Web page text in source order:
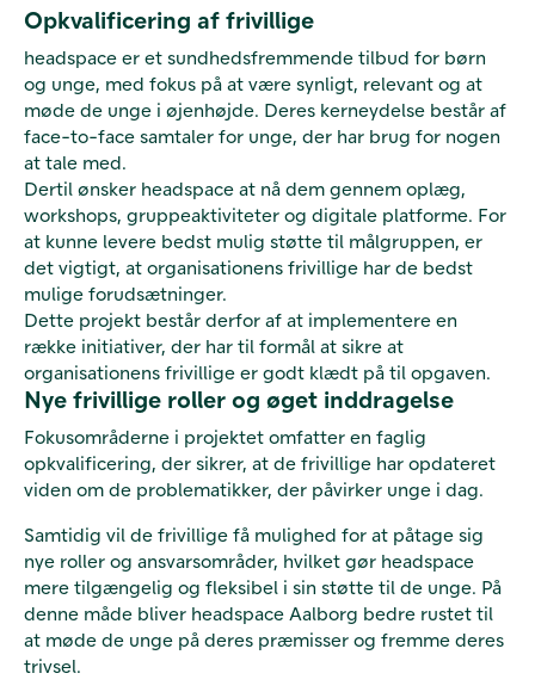
Opkvalificering af frivillige
headspace er et sundhedsfremmende tilbud for børn
og unge, med fokus på at være synligt, relevant og at
møde de unge i øjenhøjde. Deres kerneydelse består af
face-to-face samtaler for unge, der har brug for nogen
at tale med.
Dertil ønsker headspace at nå dem gennem oplæg,
workshops, gruppeaktiviteter og digitale platforme. For
at kunne levere bedst mulig støtte til målgruppen, er
det vigtigt, at organisationens frivillige har de bedst
mulige forudsætninger.
Dette projekt består derfor af at implementere en
række initiativer, der har til formål at sikre at
organisationens frivillige er godt klædt på til opgaven.
Nye frivillige roller og øget inddragelse
Fokusområderne i projektet omfatter en faglig
opkvalificering, der sikrer, at de frivillige har opdateret
viden om de problematikker, der påvirker unge i dag.
Samtidig vil de frivillige få mulighed for at påtage sig
nye roller og ansvarsområder, hvilket gør headspace
mere tilgængelig og fleksibel i sin støtte til de unge. På
denne måde bliver headspace Aalborg bedre rustet til
at møde de unge på deres præmisser og fremme deres
trivsel.